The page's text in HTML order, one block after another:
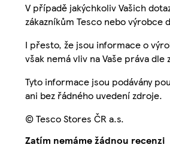
V případě jakýchkoliv Vašich
zákazníkům Tesco nebo výrobce
I přesto, že jsou informace o
však nemá vliv na Vaše práva dle
Tyto informace jsou podávány
ani bez řádného uvedení zdroje.
© Tesco Stores ČR a.s.
Zatím nemáme žádnou recenzi